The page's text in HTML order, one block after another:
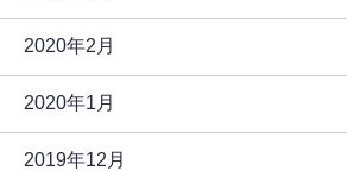
2020年2月
2020年1月
2019年12月